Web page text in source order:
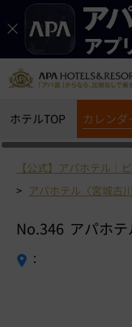
ホテルTOP カレン
【公式】アパホテル｜
アパホテル〈宮城古
No.346 アパホテ
：